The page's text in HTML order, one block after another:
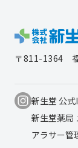
〒811-1364
新生堂 公
新生堂薬局
アラサー管